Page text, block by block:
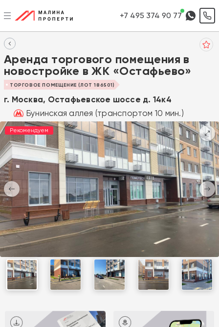
+7 495 374 90 77
Аренда торгового помещения в
новостройке в ЖК «Остафьево»
ТОРГОВОЕ ПОМЕЩЕНИЕ (ЛОТ 186501)
г. Москва, Остафьевское шоссе д. 14к4
Бунинская аллея (транспортом 10 мин.)
Рекомендуем